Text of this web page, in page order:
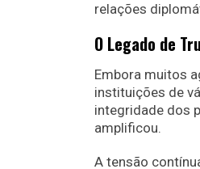
relações
O Legado de
Embora muitos
instituições de
integridade dos
amplificou.
A tensão